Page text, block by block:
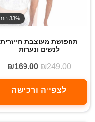
33% הנחה
תחפושת מעוצבת חייזרית
לנשים ונערות
₪249.00
₪169.00
לצפייה ורכישה